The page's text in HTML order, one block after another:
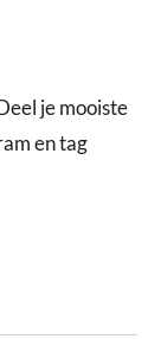
je mooiste
en tag